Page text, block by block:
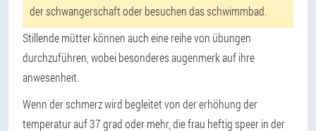
der schwangerschaft oder besuchen das schwimmbad.
Stillende mütter können auch eine reihe von übungen
durchzuführen, wobei besonderes augenmerk auf ihre
anwesenheit.
Wenn der schmerz wird begleitet von der erhöhung der
temperatur auf 37 grad oder mehr, die frau heftig speer in der